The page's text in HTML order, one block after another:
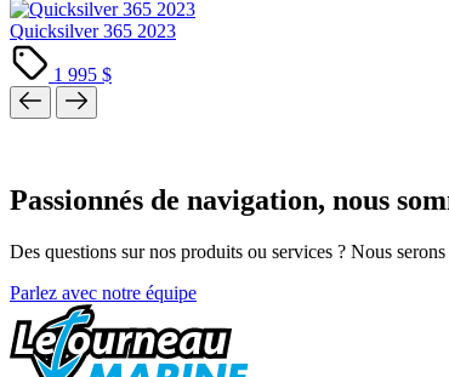
Quicksilver 365 2023
1 995 $
Passionnés de navigation, nous
Des questions sur nos produits ou services ? Nous
Parlez avec notre équipe